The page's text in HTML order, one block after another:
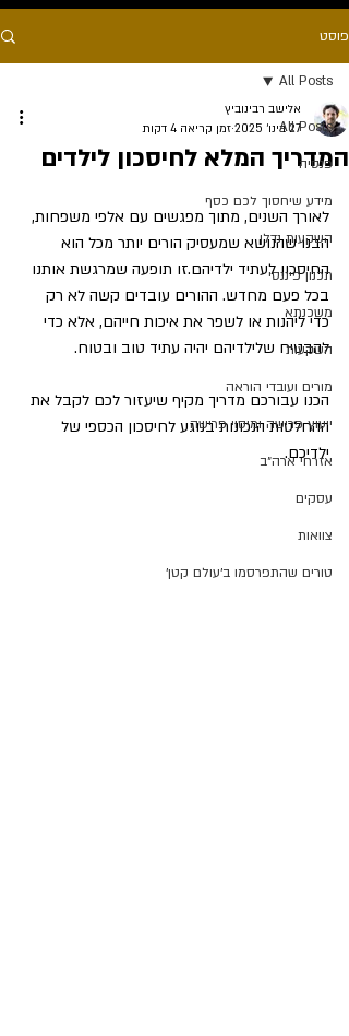
פוסט
All Posts
פנסיה
מידע שיחסוך לכם כסף
השקעות נדלן
תכנון פיננסי
משכנתא
השקעות
מורים ועובדי הוראה
ייעוץ פרישה ומיסוי פרישה
אזרחי ארה״ב
עסקים
צוואות
טורים שהתפרסמו ב׳עולם קטן׳
All Posts
המדריך המלא לחיסכון לילדים
אלישב רבינוביץ
27 בינו׳ 2025
זמן קריאה 4 דקות
לאורך השנים, מתוך מפגשים עם אלפי משפחות,
הבנו שהנושא שמעסיק הורים יותר מכל הוא
החיסכון לעתיד ילדיהם.זו תופעה שמרגשת אותנו
בכל פעם מחדש. ההורים עובדים קשה לא רק
כדי ליהנות או לשפר את איכות חייהם, אלא כדי
להבטיח שלילדיהם יהיה עתיד טוב ובטוח.
הכנו עבורכם מדריך מקיף שיעזור לכם לקבל את
ההחלטות הנכונות בנוגע לחיסכון הכספי של
ילדיכם.